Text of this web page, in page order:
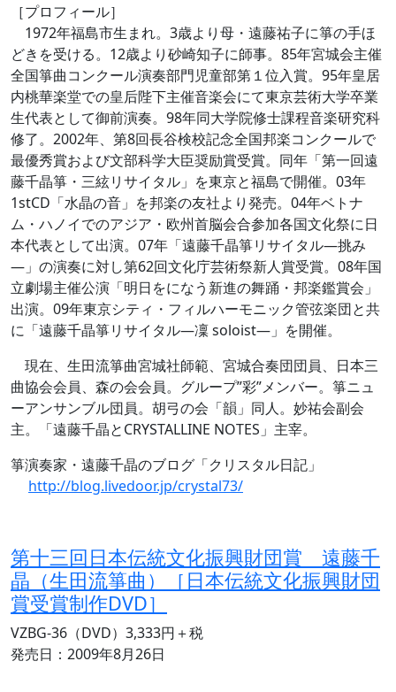
［プロフィール］
1972年福島市生まれ。3歳より母・遠藤祐子に箏の手ほ
どきを受ける。12歳より砂崎知子に師事。85年宮城会主催
全国箏曲コンクール演奏部門児童部第１位入賞。95年皇居
内桃華楽堂での皇后陛下主催音楽会にて東京芸術大学卒業
生代表として御前演奏。98年同大学院修士課程音楽研究科
修了。2002年、第8回長谷検校記念全国邦楽コンクールで
最優秀賞および文部科学大臣奨励賞受賞。同年「第一回遠
藤千晶箏・三絃リサイタル」を東京と福島で開催。03年
1stCD「水晶の音」を邦楽の友社より発売。04年ベトナ
ム・ハノイでのアジア・欧州首脳会合参加各国文化祭に日
本代表として出演。07年「遠藤千晶箏リサイタル―挑み
―」の演奏に対し第62回文化庁芸術祭新人賞受賞。08年国
立劇場主催公演「明日をになう新進の舞踊・邦楽鑑賞会」
出演。09年東京シティ・フィルハーモニック管弦楽団と共
に「遠藤千晶箏リサイタル―凜 soloist―」を開催。
現在、生田流箏曲宮城社師範、宮城合奏団団員、日本三
曲協会会員、森の会会員。グループ”彩”メンバー。箏ニュ
ーアンサンブル団員。胡弓の会「韻」同人。妙祐会副会
主。「遠藤千晶とCRYSTALLINE NOTES」主宰。
箏演奏家・遠藤千晶のブログ「クリスタル日記」
http://blog.livedoor.jp/crystal73/
第十三回日本伝統文化振興財団賞 遠藤千
晶（生田流箏曲）［日本伝統文化振興財団
賞受賞制作DVD］
VZBG-36（DVD）3,333円＋税
発売日：2009年8月26日